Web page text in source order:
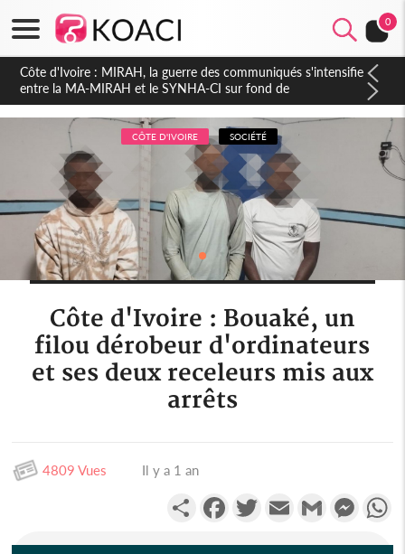
0
Côte d'Ivoire : Indépendance 2026, Thiam plaide pour un
environnement démocratique plus apaisé
CÔTE D'IVOIRE SOCIÉTÉ
Côte d'Ivoire : Bouaké, un
filou dérobeur d'ordinateurs
et ses deux receleurs mis aux
arrêts
4809 Vues Il y a 1 an
PartagerFacebookTwitterEmail Gmail